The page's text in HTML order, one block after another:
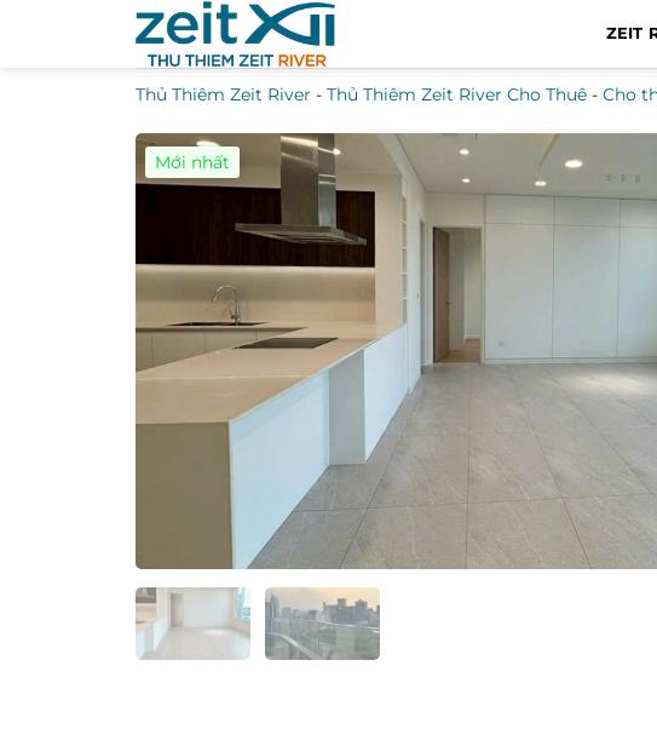
ZEIT
Thủ Thiêm Zeit River - Thủ Thiêm Zeit River Cho Thuê - Cho
Mới nhất